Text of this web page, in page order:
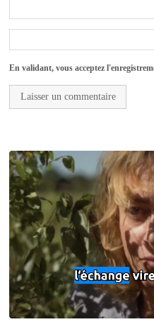
En validant, vous acceptez